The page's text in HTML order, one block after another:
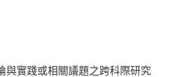
與實踐或相關議題之跨科際研究